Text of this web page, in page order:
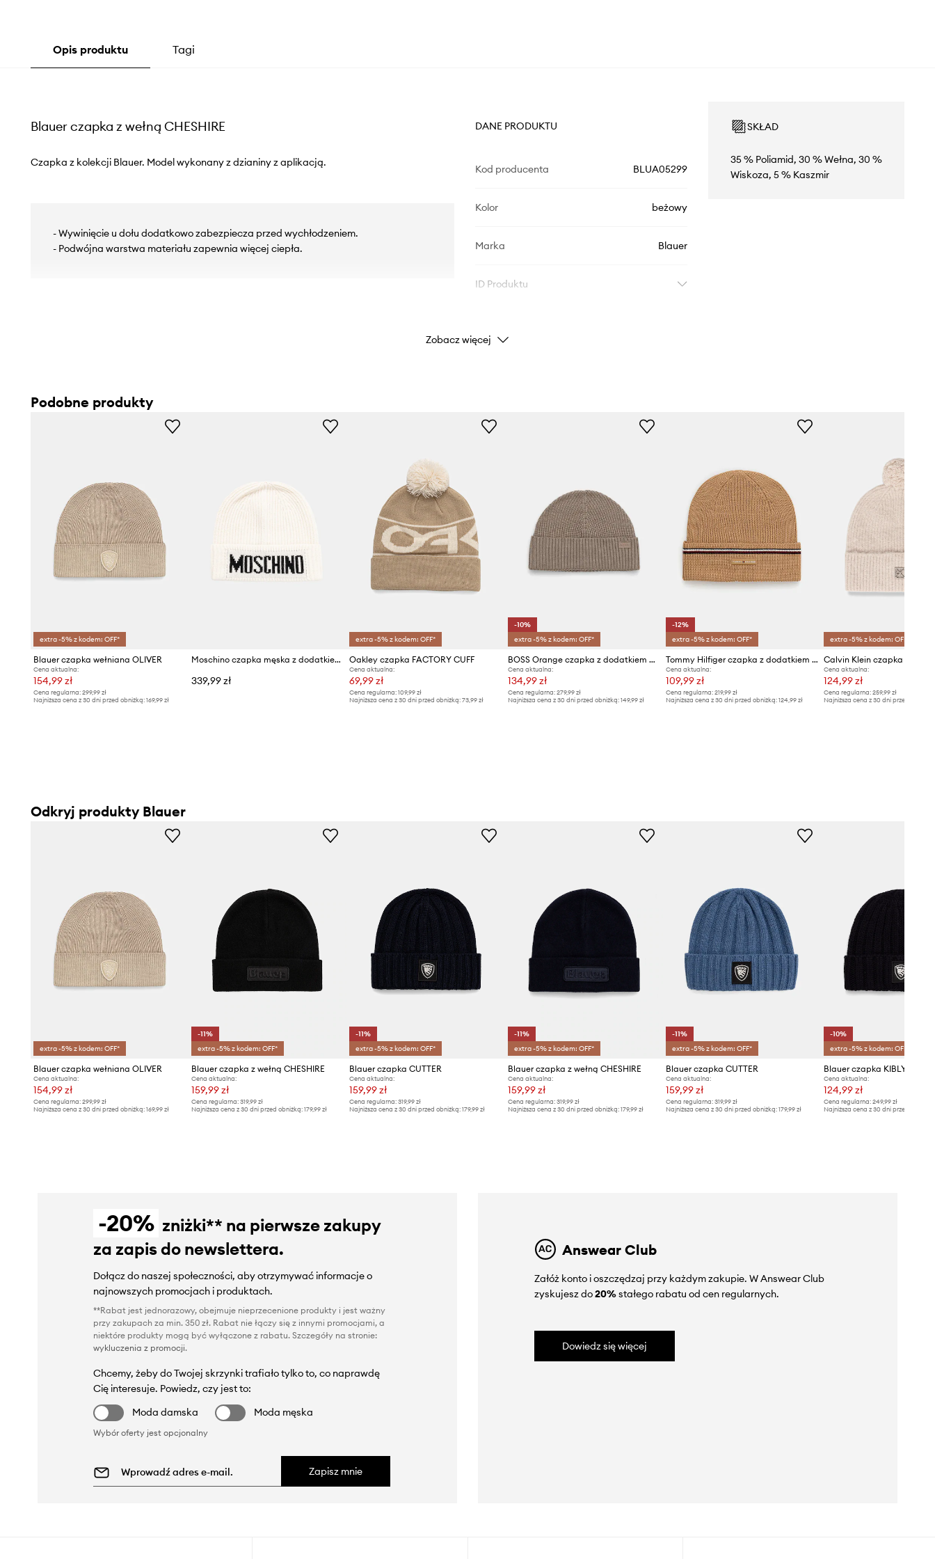
Opis produktu Tagi
Blauer czapka z wełną CHESHIRE
Czapka z kolekcji Blauer. Model wykonany z dzianiny z aplikacją.
- Wywinięcie u dołu dodatkowo zabezpiecza przed wychłodzeniem.
- Podwójna warstwa materiału zapewnia więcej ciepła.
DANE PRODUKTU
Kod producenta BLUA05299
Kolor beżowy
Marka Blauer
ID Produktu
SKŁAD
35 % Poliamid, 30 % Wełna, 30 %
Wiskoza, 5 % Kaszmir
Zobacz więcej
Podobne produkty
extra -5% z kodem: OFF*
Blauer czapka wełniana OLIVER
Cena aktualna:
154,99 zł
Cena regularna: 299,99 zł
Najniższa cena z 30 dni przed obniżką: 169,99 zł
Moschino czapka męska z dodatkiem wełny
339,99 zł
extra -5% z kodem: OFF*
Oakley czapka FACTORY CUFF
Cena aktualna:
69,99 zł
Cena regularna: 109,99 zł
Najniższa cena z 30 dni przed obniżką: 73,99 zł
-10%
extra -5% z kodem: OFF*
BOSS Orange czapka z dodatkiem wełny Andern_Hat
Cena aktualna:
134,99 zł
Cena regularna: 279,99 zł
Najniższa cena z 30 dni przed obniżką: 149,99 zł
-12%
extra -5% z kodem: OFF*
Tommy Hilfiger czapka z dodatkiem wełny
Cena aktualna:
109,99 zł
Cena regularna:219,99 zł
Najniższa cena z 30 dni przed obniżką:124,99 zł
extra -5% z kodem: OFF*
Cena aktualna:
124,99 zł
Cena regularna: 259,99 zł
Najniższa cena z 30 dni przed obniżką:
Odkryj produkty Blauer
extra -5% z kodem: OFF*
Blauer czapka wełniana OLIVER
Cena aktualna:
154,99 zł
Cena regularna: 299,99 zł
Najniższa cena z 30 dni przed obniżką: 169,99 zł
-11%
extra -5% z kodem: OFF*
Blauer czapka z wełną CHESHIRE
Cena aktualna:
159,99 zł
Cena regularna:319,99 zł
Najniższa cena z 30 dni przed obniżką:179,99 zł
-11%
extra -5% z kodem: OFF*
Blauer czapka CUTTER
Cena aktualna:
159,99 zł
Cena regularna: 319,99 zł
Najniższa cena z 30 dni przed obniżką: 179,99 zł
-11%
extra -5% z kodem: OFF*
Blauer czapka z wełną CHESHIRE
Cena aktualna:
159,99 zł
Cena regularna: 319,99 zł
Najniższa cena z 30 dni przed obniżką: 179,99 zł
-11%
extra -5% z kodem: OFF*
Blauer czapka CUTTER
Cena aktualna:
159,99 zł
Cena regularna:319,99 zł
Najniższa cena z 30 dni przed obniżką:179,99 zł
-10%
extra -5% z kodem: OFF*
Blauer czapka KIBLY
Cena aktualna:
124,99 zł
Cena regularna: 249,99 zł
Najniższa cena z 30 dni przed obniżką:
-20% zniżki** na pierwsze zakupy
za zapis do newslettera.
Dołącz do naszej społeczności, aby otrzymywać informacje o
najnowszych promocjach i produktach.
**Rabat jest jednorazowy, obejmuje nieprzecenione produkty i jest ważny
przy zakupach za min. 350 zł. Rabat nie łączy się z innymi promocjami, a
niektóre produkty mogą być wyłączone z rabatu. Szczegóły na stronie:
wykluczenia z promocji.
Chcemy, żeby do Twojej skrzynki trafiało tylko to, co naprawdę
Cię interesuje. Powiedz, czy jest to:
Moda damska
Moda męska
Wybór oferty jest opcjonalny
Zapisz mnie
Answear Club
Załóż konto i oszczędzaj przy każdym zakupie. W Answear Club
zyskujesz do20%stałego rabatu od cen regularnych.
Dowiedz się więcej